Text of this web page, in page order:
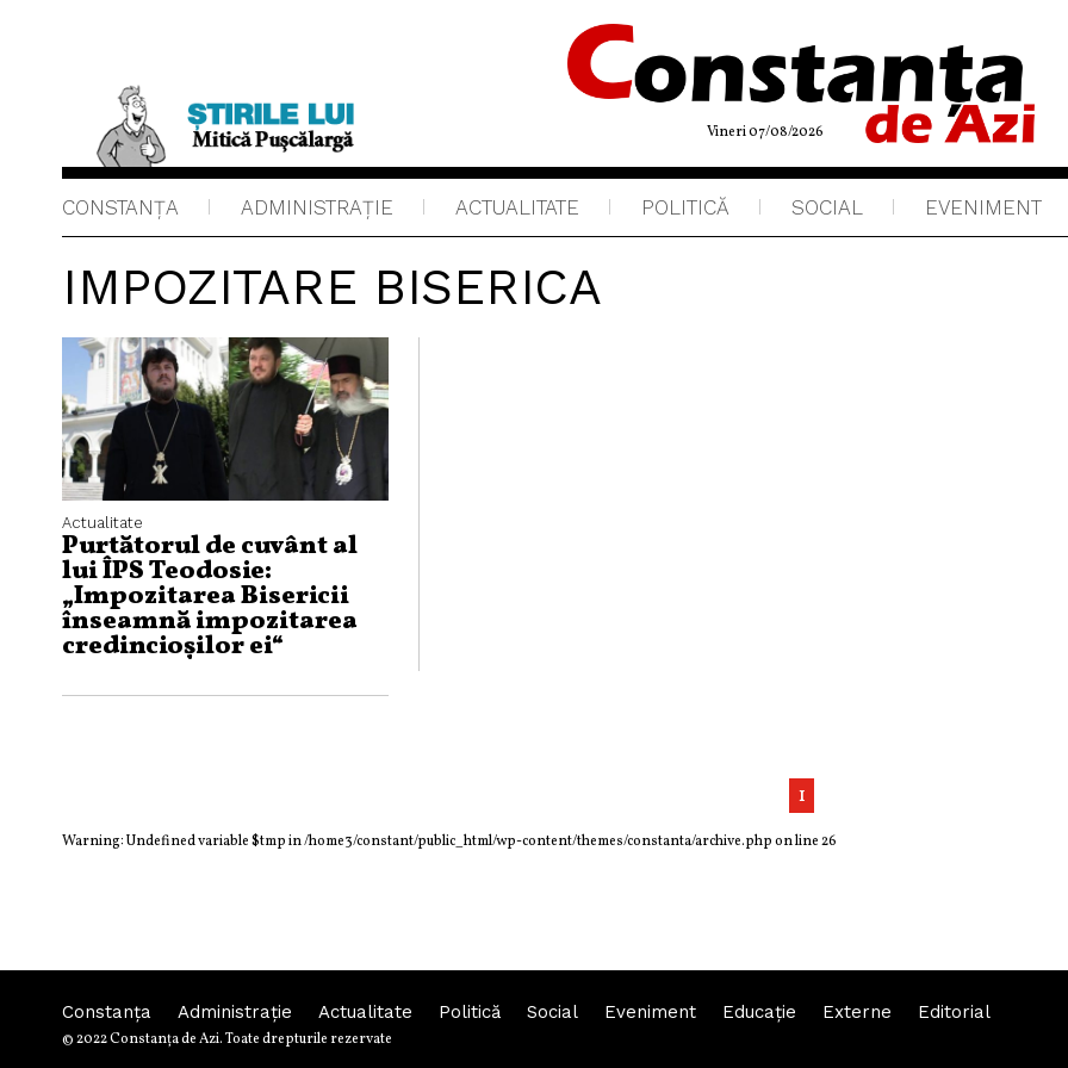
Vineri 07/08/2026
CONSTANȚA ADMINISTRAŢIE ACTUALITATE POLITICĂ SOCIAL EVENIMENT
IMPOZITARE BISERICA
Actualitate
Purtătorul de cuvânt al
lui ÎPS Teodosie:
„Impozitarea Bisericii
înseamnă impozitarea
credincioșilor ei“
1
Warning: Undefined variable $tmp in/home3/constant/public_html/wp-content/themes/constanta/archive.phpon line26
Constanța Administraţie Actualitate Politică Social Eveniment Educaţie Externe Editorial
© 2022 Constanţa de Azi. Toate drepturile rezervate